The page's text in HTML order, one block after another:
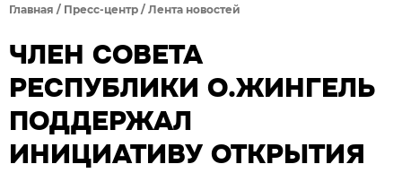
Главная / Пресс-центр / Лента новостей
ЧЛЕН СОВЕТА
РЕСПУБЛИКИ О.ЖИНГЕЛЬ
ПОДДЕРЖАЛ
ИНИЦИАТИВУ ОТКРЫТИЯ